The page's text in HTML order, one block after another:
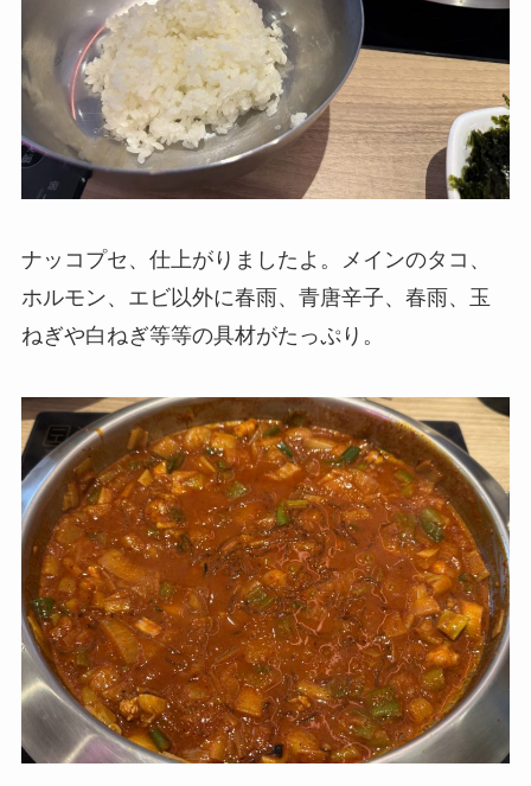
ナッコプセ、仕上がりましたよ。メインのタコ、
ホルモン、エビ以外に春雨、青唐辛子、春雨、玉
ねぎや白ねぎ等等の具材がたっぷり。